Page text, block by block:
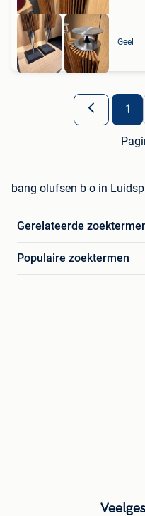
Geel
1
bang olufsen b o in
Gerelateerde
Populaire zoektermen